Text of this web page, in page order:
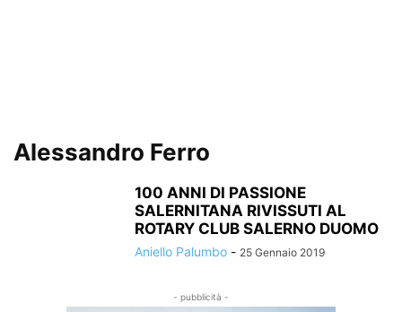
Alessandro Ferro
100 ANNI DI PASSIONE
SALERNITANA RIVISSUTI AL
ROTARY CLUB SALERNO DUOMO
Aniello Palumbo - 25 Gennaio 2019
- pubblicità -